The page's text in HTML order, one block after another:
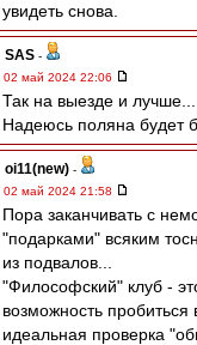
увидеть снова.
SAS -
02 май 2024 22:06
Так на выезде и лучше...
Надеюсь поляна будет
oi11(new) -
02 май 2024 21:58
Пора заканчивать с
"подарками" всяким
из подвалов...
"Философский" клуб -
возможность
идеальная проверка